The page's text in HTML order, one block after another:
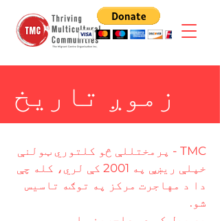
زموږ تاریخ
TMC - پرمختللې څو کلتوري ټولنې
خپلې ریښې په 2001 کې لري، کله چې
دا د مهاجرت مرکز په توګه تاسیس
شو.